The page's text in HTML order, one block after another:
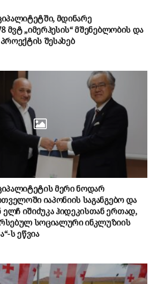
მდინარე
მვტ „იმერჰესის“ მშენებლობის და
შესახებ
მერი ნოდარ
იაპონიის საგანგებო და
იშიძუკა ჰიდეკისთან ერთად,
სოციალური ინკლუზიის
ს ეწვია